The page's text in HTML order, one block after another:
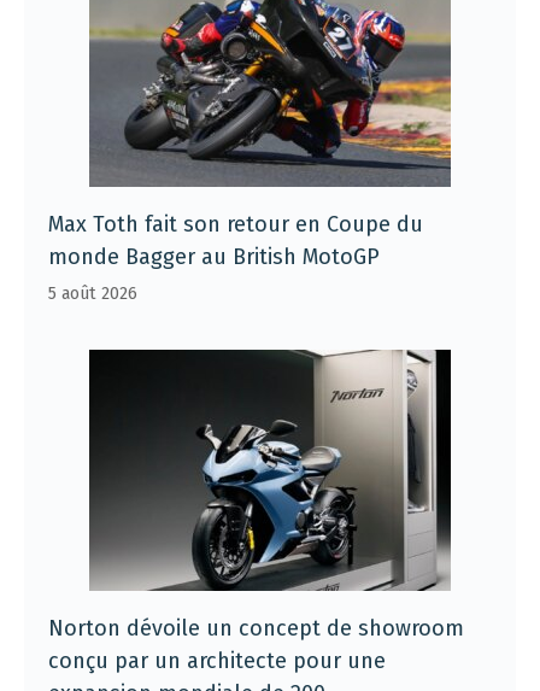
Max Toth fait son retour en Coupe du
monde Bagger au British MotoGP
5 août 2026
Norton dévoile un concept de showroom
conçu par un architecte pour une